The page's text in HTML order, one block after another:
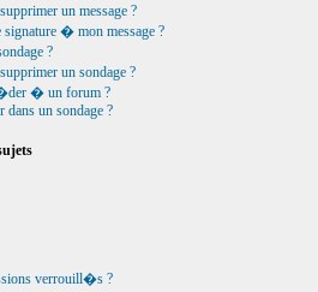
un message ?
� mon message ?
?
un sondage ?
� un forum ?
dans un sondage ?
verrouill�s ?